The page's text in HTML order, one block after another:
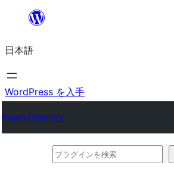
を
ス
キ
プ
日本語
WordPress を入手
Plugin Directory
プ